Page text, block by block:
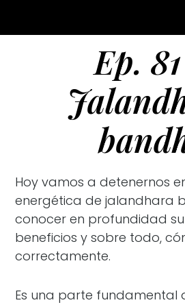
Ep.
Hoy vamos a detenernos
energética de jalandhara
conocer en profundidad
beneficios y sobre todo,
correctamente.
Es una parte fundamental